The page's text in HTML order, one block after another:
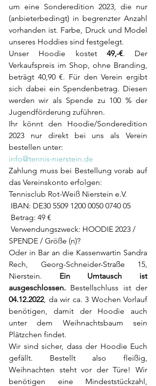
um eine Sonderedition 2023, die nur
(anbieterbedingt) in begrenzter Anzahl
vorhanden ist. Farbe, Druck und Model
unseres Hoddies sind festgelegt.
Unser Hoodie kostet 49,-€. Der
Verkaufspreis im Shop, ohne Branding,
beträgt 40,90 €. Für den Verein ergibt
sich dabei ein Spendenbetrag. Diesen
werden wir als Spende zu 100 % der
Jugendförderung zuführen.
Ihr könnt den Hoodie/Sonderedition
2023 nur direkt bei uns als Verein
bestellen unter:
info@tennis-nierstein.de
Zahlung muss bei Bestellung vorab auf
das Vereinskonto erfolgen:
Tennisclub Rot-Weiß Nierstein e.V.
IBAN: DE30 5509 1200 0050 0740 05
Betrag: 49 €
SPENDE / Größe (n)?
Oder in Bar an die Kassenwartin Sandra
Rech, Georg-Schneider-Straße 15,
Nierstein. Ein Umtausch ist
ausgeschlossen.
04.12.2022, da wir ca. 3 Wochen Vorlauf
benötigen, damit der Hoodie auch
unter dem Weihnachtsbaum sein
Plätzchen findet.
Wir sind sicher, dass der Hoodie Euch
gefällt. Bestellt also fleißig,
Weihnachten steht vor der Türe! Wir
benötigen eine Mindeststückzahl,